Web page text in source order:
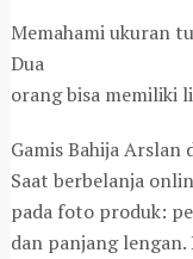
Memahami ukuran
Dua
orang bisa memiliki
Gamis Bahija Arslan
Saat berbelanja
pada foto produk:
dan panjang lengan.